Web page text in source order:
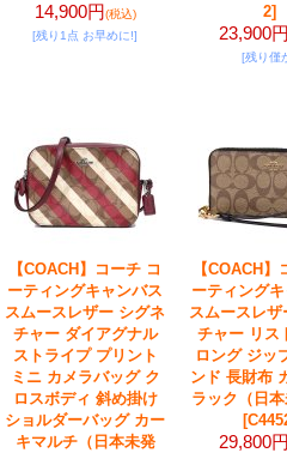
14,900円(税込)
[残り1点 お早めに!]
2]
23,900円
[残り僅
【COACH】コーチ コ
ーティングキャンバス
スムースレザー シグネ
チャー ダイアグナル
ストライプ プリント
ミニ カメラバッグ ク
ロスボディ 斜め掛け
ショルダーバッグ カー
キマルチ（日本未発
【COACH】
ーティング
スムースレ
チャー リス
ロング ジッ
ンド 長財布
ラック（日本
29,800円